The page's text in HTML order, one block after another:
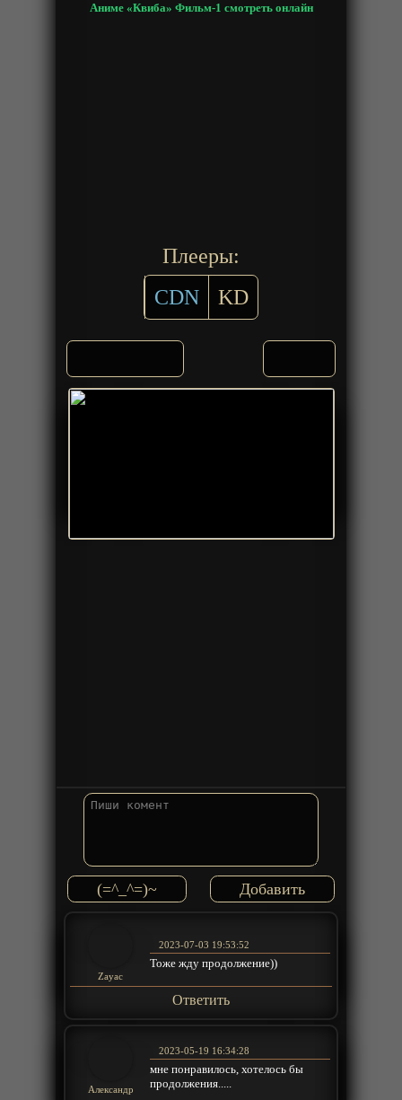
Аниме «Квиба» Фильм-1 смотреть онлайн
Плееры:
CDN
KD
(=^_^=)~
Zayac
2023-07-03 19:53:52
Тоже жду продолжение))
Ответить
Александр
2023-05-19 16:34:28
мне понравилось, хотелось бы
продолжения.....